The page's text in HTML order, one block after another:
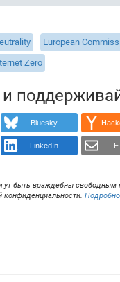
European
Zero
Bluesky
LinkedIn
быть враждебны свободным
конфиденциальности.